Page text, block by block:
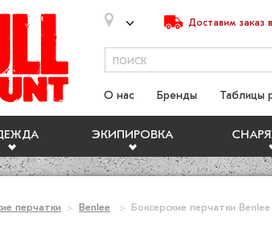
Доставим заказ
ЭКИПИРОВКА
О нас Бренды Таблицы
перчатки Benlee Боксерские перчатки